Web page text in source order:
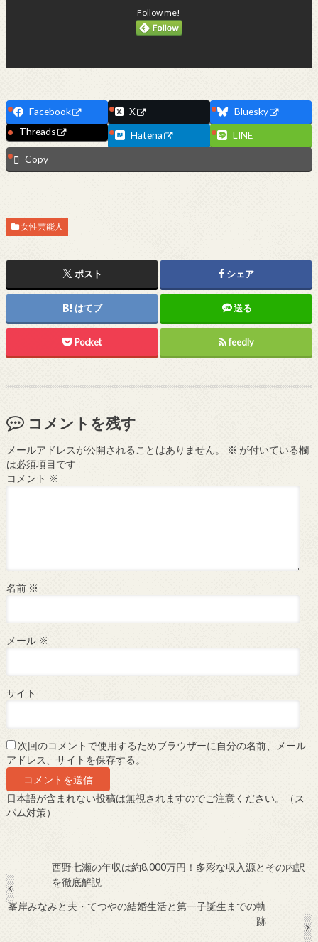
Follow me!
Facebook X
Bluesky
Threads
Hatena
LINE
Copy
女性芸能人
ポスト シェア
はてブ 送る
Pocket feedly
コメントを残す
メールアドレスが公開されることはありません。 ※ が付いている欄
は必須項目です
コメント ※
名前 ※
メール ※
サイト
次回のコメントで使用するためブラウザーに自分の名前、メール
アドレス、サイトを保存する。
日本語が含まれない投稿は無視されますのでご注意ください。（ス
パム対策）
西野七瀬の年収は約8,000万円！多彩な収入源とその内訳
を徹底解説
峯岸みなみと夫・てつやの結婚生活と第一子誕生までの軌
跡